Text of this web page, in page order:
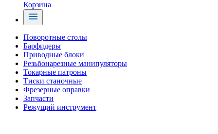
Корзина
Поворотные столы
Барфидеры
Приводные блоки
Резьбонарезные манипуляторы
Токарные патроны
Тиски станочные
Фрезерные оправки
Запчасти
Режущий инструмент